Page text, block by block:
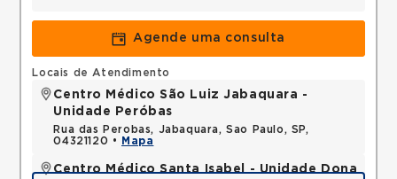
Agende uma consulta
Locais de Atendimento
Centro Médico São Luiz Jabaquara -
Unidade Peróbas
Rua das Perobas, Jabaquara, Sao Paulo, SP,
04321120 •
Mapa
Centro Médico Santa Isabel - Unidade Dona